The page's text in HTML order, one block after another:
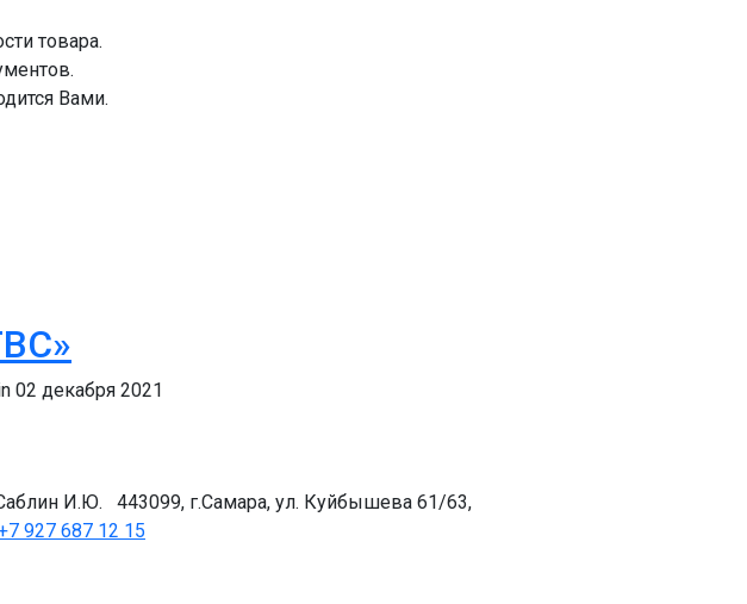
товара.
Вами.
02 декабря 2021
И.Ю. 443099, г.Самара, ул. Куйбышева 61/63,
927 687 12 15